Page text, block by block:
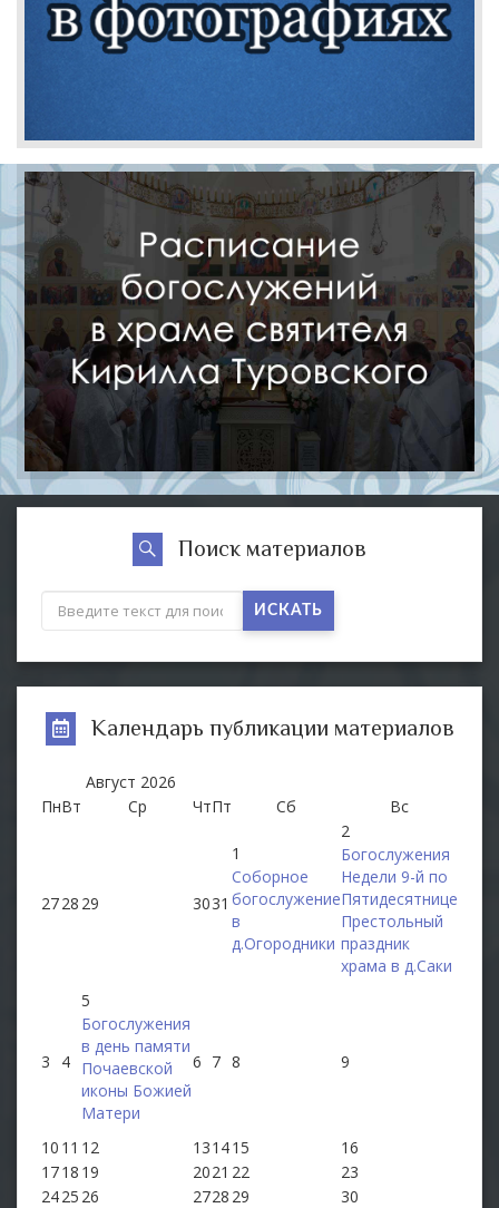
Поиск материалов
ИСКАТЬ
Календарь публикации материалов
Август 2026
ПнВт Ср ЧтПт Сб Вс
2728 29 3031
1
Соборное
богослужение
в
д.Огородники
2
Богослужения
Недели 9-й по
Пятидесятнице
Престольный
праздник
храма в д.Саки
3 4
5
Богослужения
в день памяти
Почаевской
иконы Божией
Матери
6 7 8 9
10 11 12 131415
16
1718 19 2021 22
23
2425 26 2728 29
30